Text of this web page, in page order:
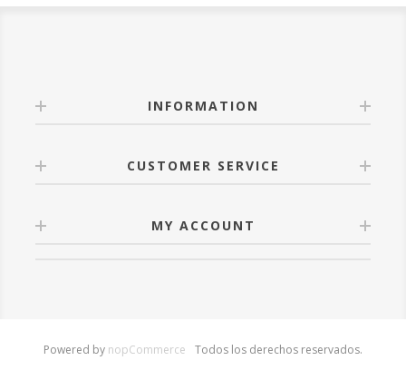
INFORMATION
CUSTOMER SERVICE
MY ACCOUNT
Powered by nopCommerce Todos los derechos reservados.